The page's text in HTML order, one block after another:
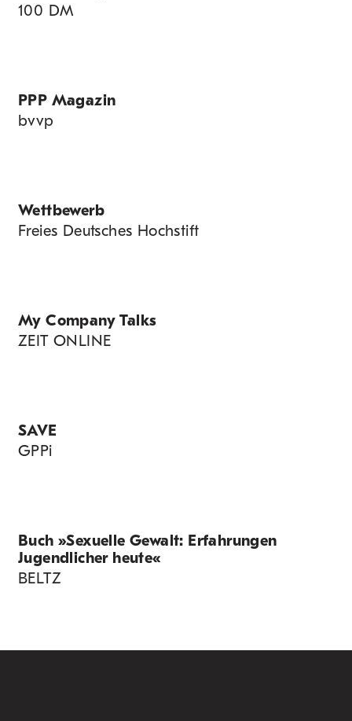
100 DM
PPP Magazin
bvvp
Wettbewerb
Freies Deutsches Hochstift
My Company Talks
ZEIT ONLINE
SAVE
GPPi
Buch »Sexuelle Gewalt: Erfahrungen
Jugendlicher heute«
BELTZ